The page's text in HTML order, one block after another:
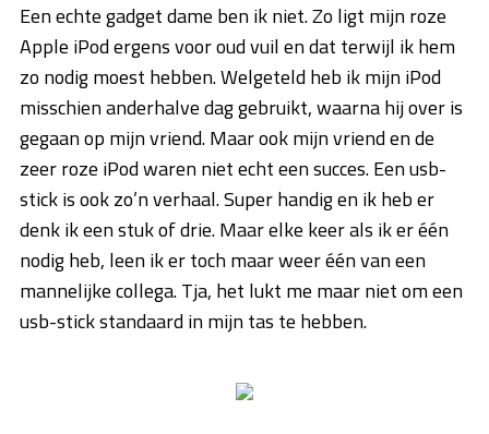
Een echte gadget dame ben ik niet. Zo ligt mijn roze
Apple iPod ergens voor oud vuil en dat terwijl ik hem
zo nodig moest hebben. Welgeteld heb ik mijn iPod
misschien anderhalve dag gebruikt, waarna hij over is
gegaan op mijn vriend. Maar ook mijn vriend en de
zeer roze iPod waren niet echt een succes. Een usb-
stick is ook zo’n verhaal. Super handig en ik heb er
denk ik een stuk of drie. Maar elke keer als ik er één
nodig heb, leen ik er toch maar weer één van een
mannelijke collega. Tja, het lukt me maar niet om een
usb-stick standaard in mijn tas te hebben.